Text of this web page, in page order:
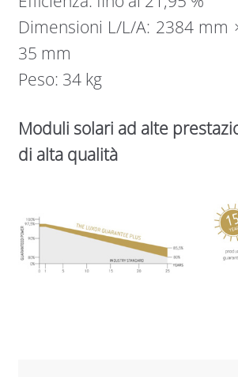
Dimensioni L/L/A: 2384 mm
35 mm
Peso: 34 kg
Moduli solari ad alte
di alta qualità